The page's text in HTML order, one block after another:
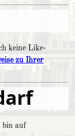
keine Like-
zu Ihrer
bin auf